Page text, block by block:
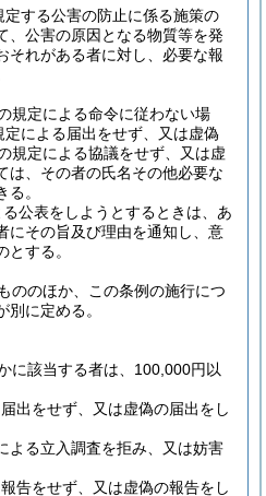
定する公害の防止に係る施策の
、公害の原因となる物質等を発
それがある者に対し、必要な報
規定による命令に従わない場
定による届出をせず、又は虚偽
規定による協議をせず、又は虚
は、その者の氏名その他必要な
。
公表をしようとするときは、あ
にその旨及び理由を通知し、意
とする。
ののほか、この条例の施行につ
に定める。
に該当する者は、100,000円以
出をせず、又は虚偽の届出をし
よる立入調査を拒み、又は妨害
告をせず、又は虚偽の報告をし